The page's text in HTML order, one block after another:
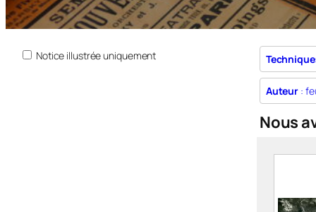
Notice illustrée uniquement
Auteur :
Nous